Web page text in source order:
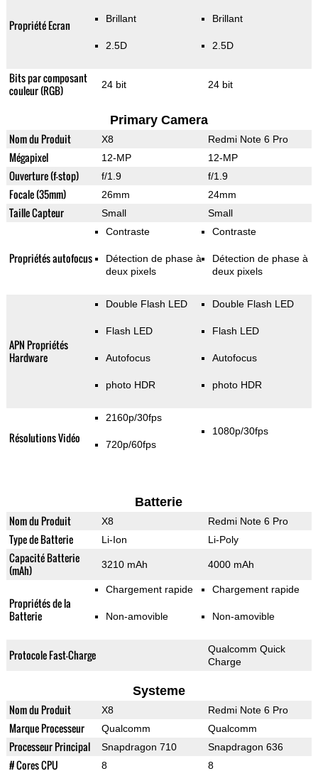
Propriété Ecran Brillant
2.5D
Brillant
2.5D
Bits par composant
couleur (RGB)
24 bit 24 bit
Primary Camera
Nom du Produit X8 Redmi Note 6 Pro
Mégapixel 12-MP 12-MP
Ouverture (f-stop) f/1.9 f/1.9
Focale (35mm) 26mm 24mm
Taille Capteur Small Small
Propriétés autofocus
Contraste
Détection de phase à
deux pixels
Contraste
Détection de phase à
deux pixels
APN Propriétés
Hardware
Double Flash LED
Flash LED
Autofocus
photo HDR
Double Flash LED
Flash LED
Autofocus
photo HDR
Résolutions Vidéo
2160p/30fps
720p/60fps
1080p/30fps
Batterie
Nom du Produit X8 Redmi Note 6 Pro
Type de Batterie Li-Ion Li-Poly
Capacité Batterie
(mAh)
3210 mAh 4000 mAh
Propriétés de la
Batterie
Chargement rapide
Non-amovible
Chargement rapide
Non-amovible
Protocole Fast-Charge
Qualcomm Quick
Charge
Systeme
Nom du Produit X8 Redmi Note 6 Pro
Marque Processeur Qualcomm Qualcomm
Processeur Principal Snapdragon 710 Snapdragon 636
# Cores CPU 8 8